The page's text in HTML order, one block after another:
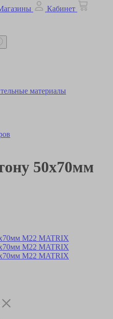
Кабинет
материалы
50х70мм